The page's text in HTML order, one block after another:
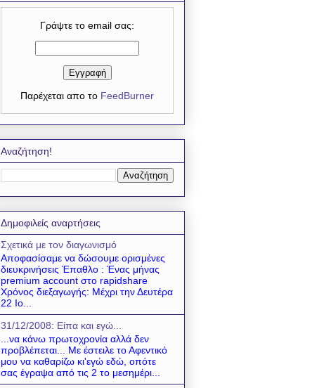
Γράψτε το email σας:
Παρέχεται απο το FeedBurner
Αναζήτηση!
Δημοφιλείς αναρτήσεις
Σχετικά με τον διαγωνισμό
Αποφασίσαμε να δώσουμε ορισμένες
διευκρινήσεις Έπαθλο : Ένας μήνας
premium account στο rapidshare
Χρόνος διεξαγωγής: Μέχρι την Δευτέρα
22 Ιο...
31/12/2008: Είπα και εγώ...
...να κάνω πρωτοχρονία αλλά δεν
προβλέπεται... Με έστειλε το Αφεντικό
μου να καθαρίζω κι'εγώ εδώ, οπότε
σας έγραψα από τις 2 το μεσημέρι...